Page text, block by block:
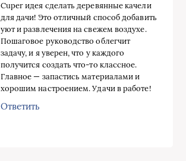
Сuper идея сделать деревянные качели
для дачи! Это отличный способ добавить
уют и развлечения на свежем воздухе.
Пошаговое руководство облегчит
задачу, и я уверен, что у каждого
получится создать что-то классное.
Главное — запастись материалами и
хорошим настроением. Удачи в работе!
Ответить